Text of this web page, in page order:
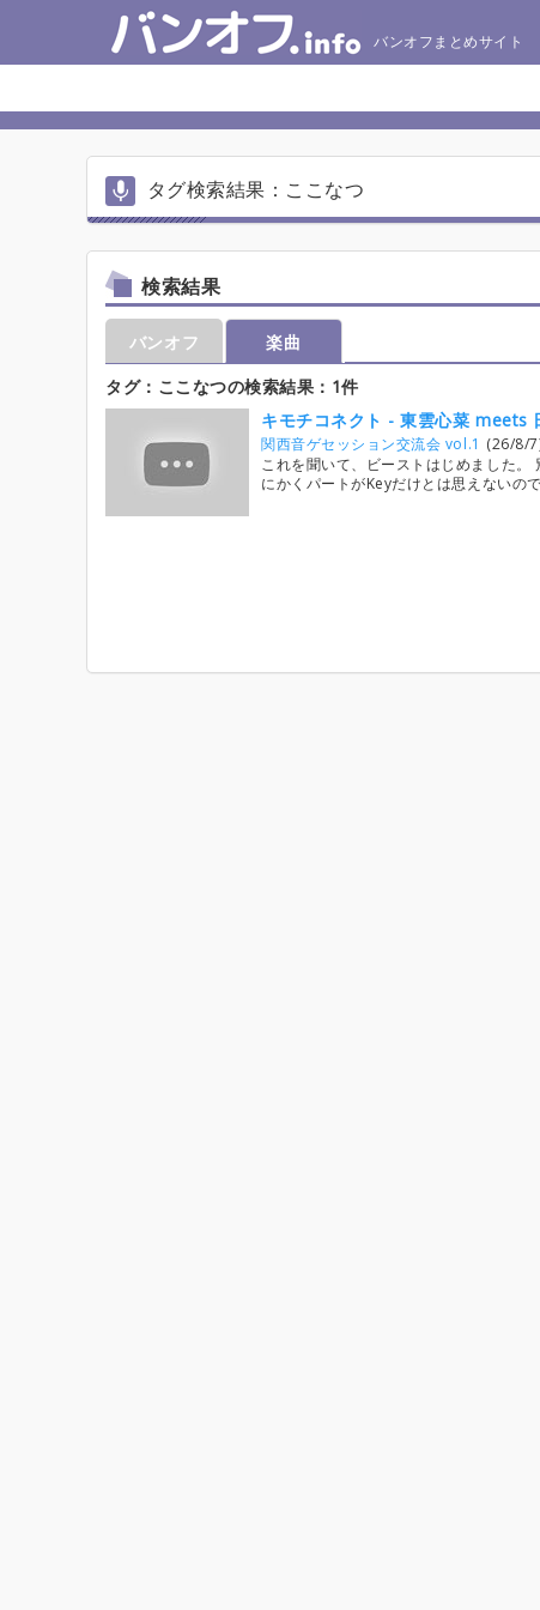
バンオフまとめサイト
タグ検索結果：ここなつ
検索結果
バンオフ
楽曲
タグ：ここなつの検索結果：1件
キモチコネクト - 東雲心菜 meets
関西音ゲセッション交流会 vol.1 (26/8/
これを聞いて、ビーストはじめました
にかくパートがKeyだけとは思えないの